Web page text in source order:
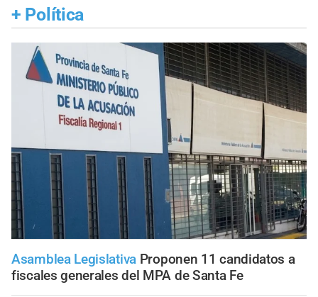
+ Política
Asamblea Legislativa Proponen 11 candidatos a
fiscales generales del MPA de Santa Fe